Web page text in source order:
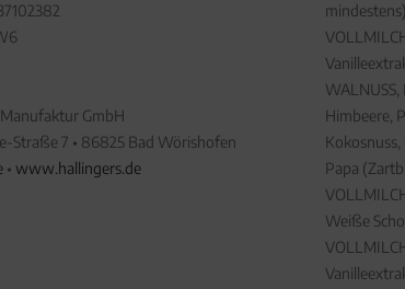
GmbH
Straße 7 • 86825 Bad Wörishofen
• www.hallingers.de
WALNUSS,
Himbeere,
Papa
Weiße